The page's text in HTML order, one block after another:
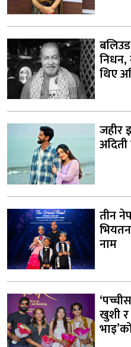
निधन,
थिए
जहीर
तीन
नाम
खुशी र